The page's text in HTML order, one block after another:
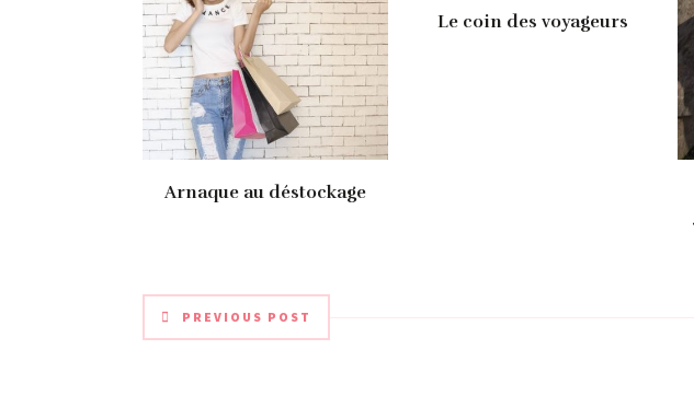
Arnaque au déstockage
Le coin des voyageurs
PREVIOUS POST